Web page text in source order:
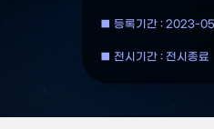
■ 등록기간 : 2023-
■ 전시기간 : 전시종료